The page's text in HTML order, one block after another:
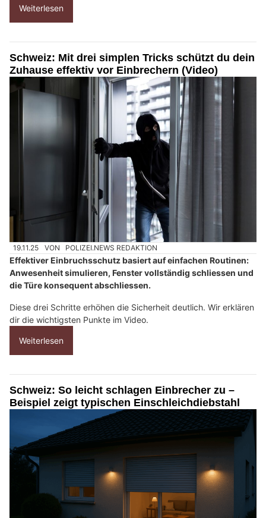
Weiterlesen
Schweiz: Mit drei simplen Tricks schützt du dein
Zuhause effektiv vor Einbrechern (Video)
19.11.25 VON POLIZEI.NEWS REDAKTION
Effektiver Einbruchsschutz basiert auf einfachen Routinen:
Anwesenheit simulieren, Fenster vollständig schliessen und
die Türe konsequent abschliessen.
Diese drei Schritte erhöhen die Sicherheit deutlich. Wir erklären
dir die wichtigsten Punkte im Video.
Weiterlesen
Schweiz: So leicht schlagen Einbrecher zu –
Beispiel zeigt typischen Einschleichdiebstahl